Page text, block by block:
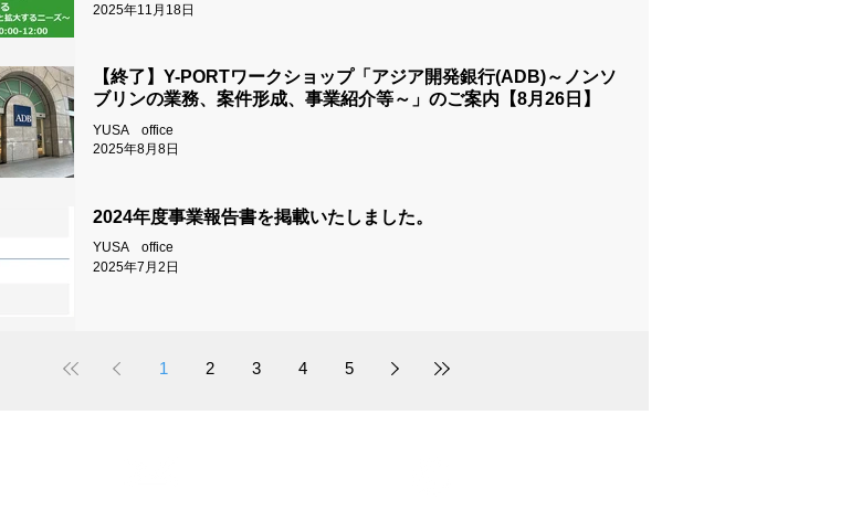
2025年11月18日
【終了】Y-PORTワークショップ「アジア開発銀行(ADB)～ノンソ
ブリンの業務、案件形成、事業紹介等～」のご案内【8月26日】
YUSA office
2025年8月8日
2024年度事業報告書を掲載いたしました。
YUSA office
2025年7月2日
1 2 3 4 5